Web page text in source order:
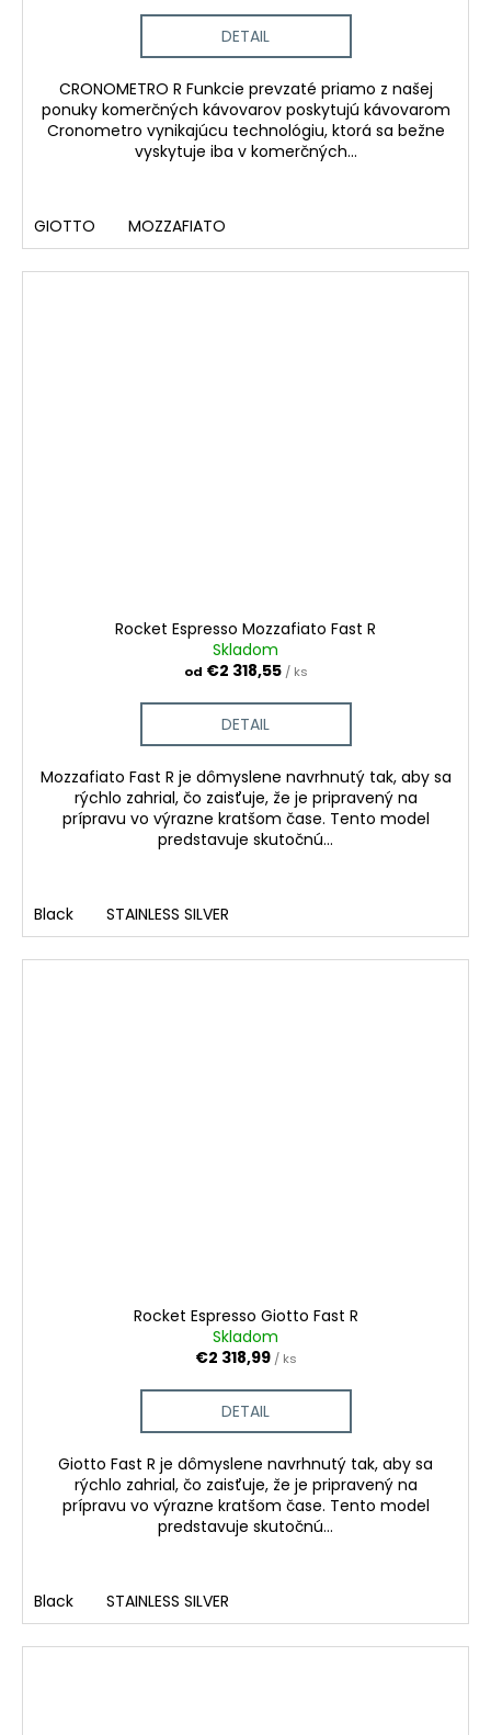
DETAIL
CRONOMETRO R Funkcie prevzaté priamo z našej
ponuky komerčných kávovarov poskytujú kávovarom
Cronometro vynikajúcu technológiu, ktorá sa bežne
vyskytuje iba v komerčných...
GIOTTO MOZZAFIATO
Rocket Espresso Mozzafiato Fast R
Skladom
od €2 318,55 / ks
DETAIL
Mozzafiato Fast R je dômyslene navrhnutý tak, aby sa
rýchlo zahrial, čo zaisťuje, že je pripravený na
prípravu vo výrazne kratšom čase. Tento model
predstavuje skutočnú...
Black STAINLESS SILVER
Rocket Espresso Giotto Fast R
Skladom
€2 318,99 / ks
DETAIL
Giotto Fast R je dômyslene navrhnutý tak, aby sa
rýchlo zahrial, čo zaisťuje, že je pripravený na
prípravu vo výrazne kratšom čase. Tento model
predstavuje skutočnú...
Black STAINLESS SILVER